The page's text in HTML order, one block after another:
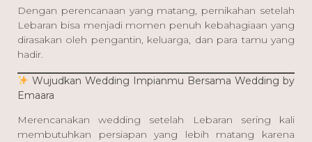
Dengan perencanaan yang matang, pernikahan setelah
Lebaran bisa menjadi momen penuh kebahagiaan yang
dirasakan oleh pengantin, keluarga, dan para tamu yang
hadir.
Wujudkan Wedding Impianmu Bersama Wedding by
Emaara
Merencanakan wedding setelah Lebaran sering kali
membutuhkan persiapan yang lebih matang karena